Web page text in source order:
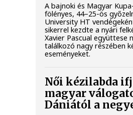
A bajnoki és Magyar
fölényes, 44–25-ös
University HT
sikerrel kezdte a nyári
Xavier Pascual
találkozó nagy részében
eseményeket.
Női kézilabda
magyar
Dániától a